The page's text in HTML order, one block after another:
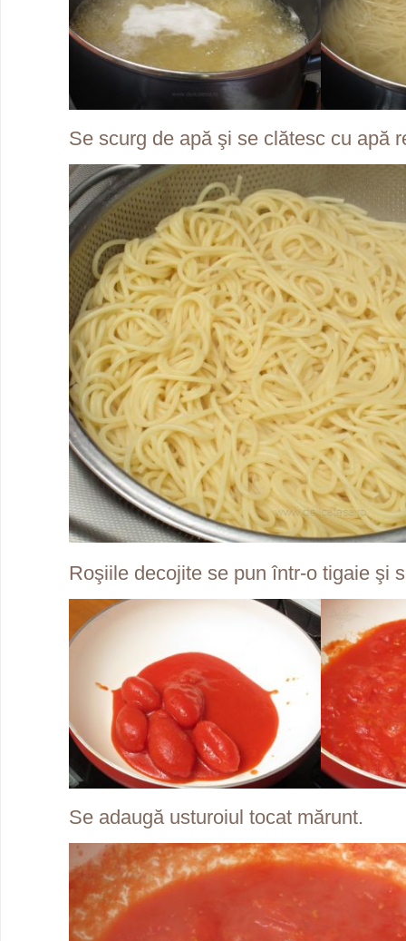
Se scurg de apă şi se clătesc cu apă
Roşiile decojite se pun într-o tigaie şi
Se adaugă usturoiul tocat mărunt.